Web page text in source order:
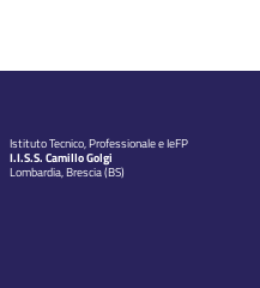
Istituto Tecnico, Professionale e IeFP
I.I.S.S. Camillo Golgi
Lombardia, Brescia (BS)